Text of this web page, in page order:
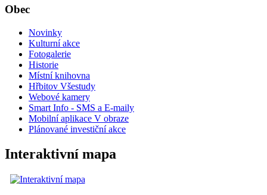
Obec
Novinky
Kulturní akce
Fotogalerie
Historie
Místní knihovna
Hřbitov Všestudy
Webové kamery
Smart Info - SMS a E-maily
Mobilní aplikace V obraze
Plánované investiční akce
Interaktivní mapa